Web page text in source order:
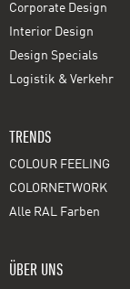
Corporate Design
Interior Design
Design Specials
Logistik & Verkehr
TRENDS
COLOUR FEELING
COLORNETWORK
Alle RAL Farben
ÜBER UNS